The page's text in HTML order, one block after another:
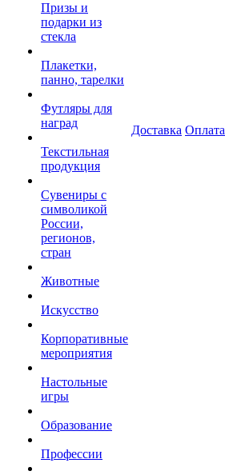
Призы и
подарки из
стекла
Плакетки,
панно, тарелки
Футляры для
наград
Текстильная
продукция
Сувениры с
символикой
России,
регионов,
стран
Животные
Искусство
Корпоративные
мероприятия
Настольные
игры
Образование
Профессии
Доставка Оплата